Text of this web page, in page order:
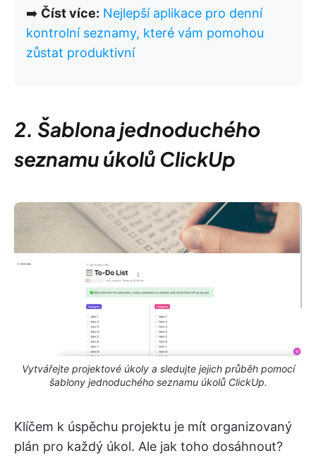
➡️ Číst více: Nejlepší aplikace pro denní
kontrolní seznamy, které vám pomohou
zůstat produktivní
2. Šablona jednoduchého
seznamu úkolů ClickUp
Vytvářejte projektové úkoly a sledujte jejich průběh pomocí
šablony jednoduchého seznamu úkolů ClickUp.
Klíčem k úspěchu projektu je mít organizovaný
plán pro každý úkol. Ale jak toho dosáhnout?